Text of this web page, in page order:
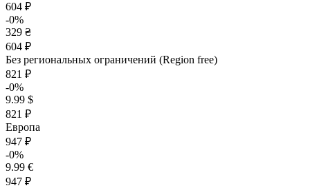
604 ₽
-0%
329 ₴
604 ₽
Без региональных ограничений (Region free)
821 ₽
-0%
9.99 $
821 ₽
Европа
947 ₽
-0%
9.99 €
947 ₽